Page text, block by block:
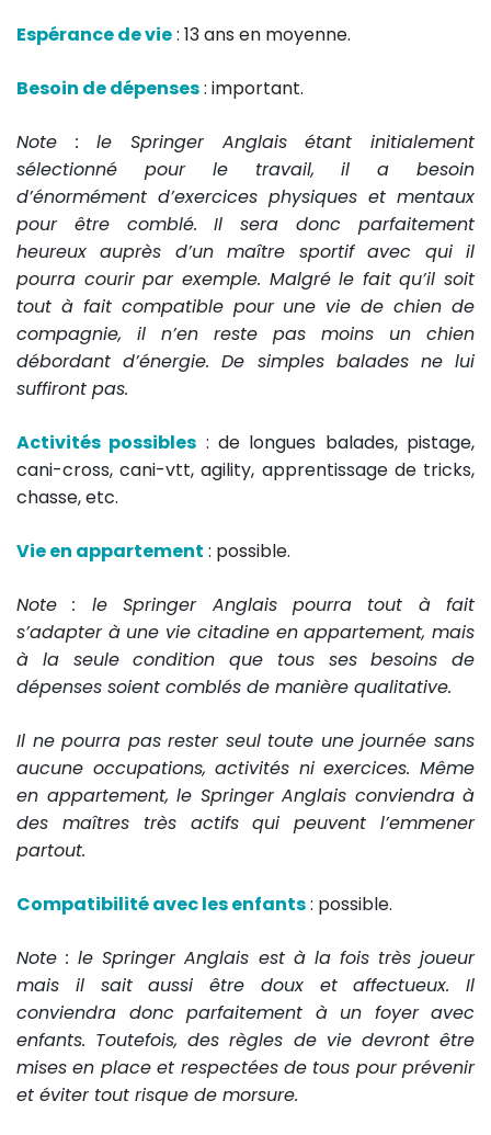
Espérance de vie: 13 ans en moyenne.
Besoin de dépenses: important.
Note : le Springer Anglais étant initialement
sélectionné pour le travail, il a besoin
d’énormément d’exercices physiques et mentaux
pour être comblé. Il sera donc parfaitement
heureux auprès d’un maître sportif avec qui il
pourra courir par exemple. Malgré le fait qu’il soit
tout à fait compatible pour une vie de chien de
compagnie, il n’en reste pas moins un chien
débordant d’énergie. De simples balades ne lui
suffiront pas.
Activités possibles : de longues balades, pistage,
cani-cross, cani-vtt, agility, apprentissage de tricks,
chasse, etc.
Vie en appartement : possible.
Note : le Springer Anglais pourra tout à fait
s’adapter à une vie citadine en appartement, mais
à la seule condition que tous ses besoins de
dépenses soient comblés de manière qualitative.
Il ne pourra pas rester seul toute une journée sans
aucune occupations, activités ni exercices. Même
en appartement, le Springer Anglais conviendra à
des maîtres très actifs qui peuvent l’emmener
partout.
Compatibilité avec les enfants: possible.
Note : le Springer Anglais est à la fois très joueur
mais il sait aussi être doux et affectueux. Il
conviendra donc parfaitement à un foyer avec
enfants. Toutefois, des règles de vie devront être
mises en place et respectées de tous pour prévenir
et éviter tout risque de morsure.